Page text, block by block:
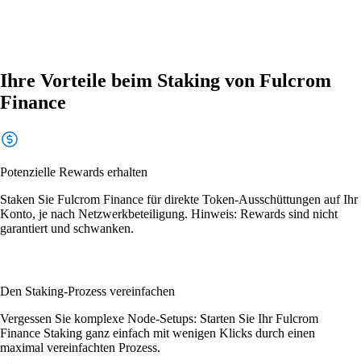
Ihre Vorteile beim Staking von Fulcrom
Finance
Potenzielle Rewards erhalten
Staken Sie Fulcrom Finance für direkte Token-Ausschüttungen auf Ihr
Konto, je nach Netzwerkbeteiligung. Hinweis: Rewards sind nicht
garantiert und schwanken.
Den Staking-Prozess vereinfachen
Vergessen Sie komplexe Node-Setups: Starten Sie Ihr Fulcrom
Finance Staking ganz einfach mit wenigen Klicks durch einen
maximal vereinfachten Prozess.